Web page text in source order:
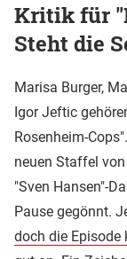
Kritik für
Steht die
Marisa Burger,
Igor Jeftic
Rosenheim-
neuen Staffel
"Sven Hansen"-
Pause gegönnt.
doch die Episode